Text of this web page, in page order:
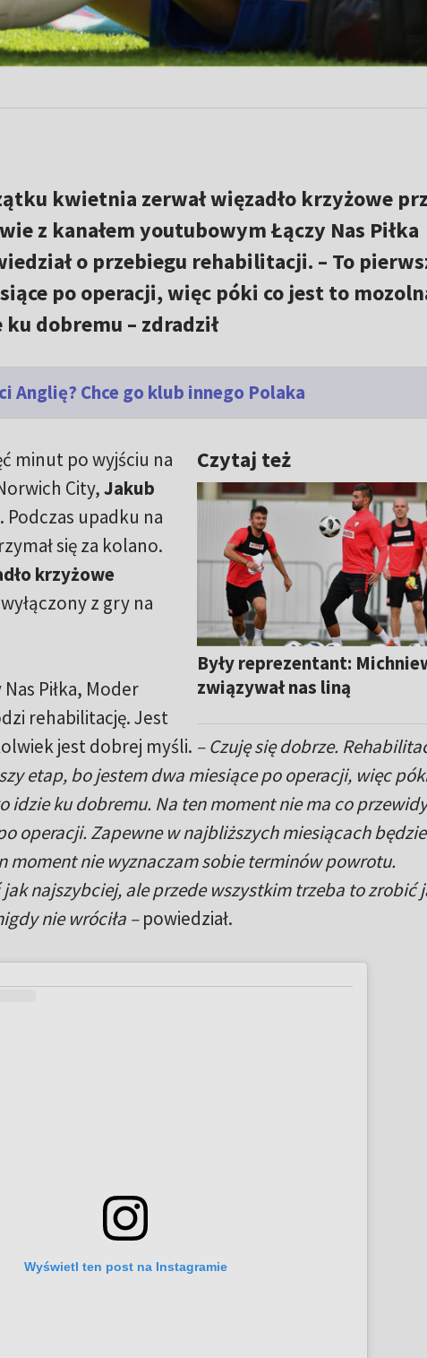
kwietnia zerwał więzadło krzyżowe
z kanałem youtubowym Łączy Nas Piłka
o przebiegu rehabilitacji. – To
po operacji, więc póki co jest to
dobremu – zdradził
Anglię? Chce go klub innego Polaka
Czytaj też
Były reprezentant:
związywał nas liną
minut po wyjściu na
City,Jakub
upadku na
się za kolano.
krzyżowe
z gry na
Piłka, Moder
rehabilitację. Jest
jest dobrej myśli. – Czuję się dobrze.
etap, bo jestem dwa miesiące po operacji, więc
idzie ku dobremu. Na ten moment nie ma co
operacji. Zapewne w najbliższych miesiącach będzie
moment nie wyznaczam sobie terminów powrotu.
najszybciej, ale przede wszystkim trzeba to zrobić
nie wróciła –powiedział.
Wyświetl ten post na Instagramie